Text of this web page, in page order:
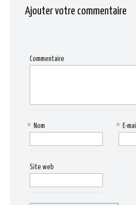
Ajouter votre commentaire
Commentaire
Nom
* E-mail
*
Site web